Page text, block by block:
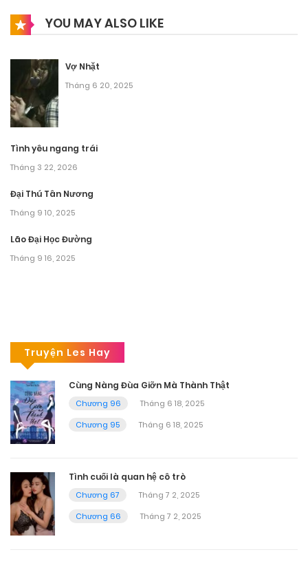
YOU MAY ALSO LIKE
Vợ Nhặt
Tháng 6 20, 2025
Tình yêu ngang trái
Tháng 3 22, 2026
Đại Thú Tân Nương
Tháng 9 10, 2025
Lão Đại Học Đường
Tháng 9 16, 2025
Truyện Les Hay
Cùng Nàng Đùa Giỡn Mà Thành Thật
Chương 96
Tháng 6 18, 2025
Chương 95
Tháng 6 18, 2025
Tình cuối là quan hệ cô trò
Chương 67
Tháng 7 2, 2025
Chương 66
Tháng 7 2, 2025